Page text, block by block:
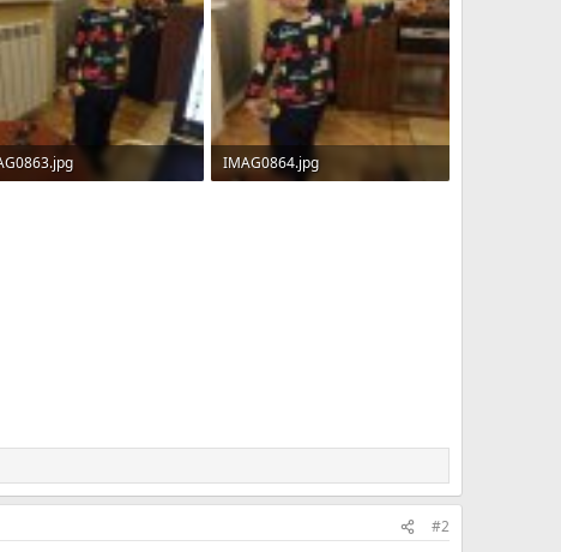
IMAG0864.jpg
#2